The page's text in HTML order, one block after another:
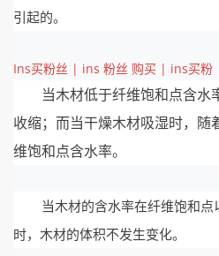
引起的。
Ins买粉丝 | ins 粉丝 购买 | ins买粉
当木材低于纤维饱和点含水
收缩；而当干燥木材吸湿时，随
维饱和点含水率。
当木材的含水率在纤维饱和
时，木材的体积不发生变化。